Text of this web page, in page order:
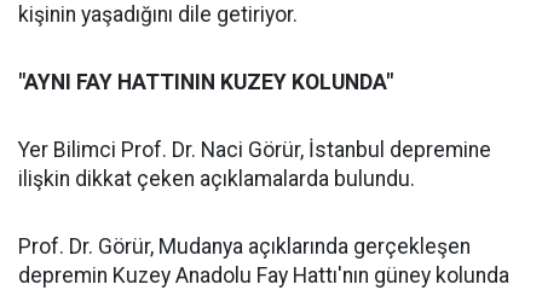
kişinin yaşadığını dile getiriyor.
"AYNI FAY HATTININ KUZEY KOLUNDA"
Yer Bilimci Prof. Dr. Naci Görür, İstanbul depremine
ilişkin dikkat çeken açıklamalarda bulundu.
Prof. Dr. Görür, Mudanya açıklarında gerçekleşen
depremin Kuzey Anadolu Fay Hattı'nın güney kolunda